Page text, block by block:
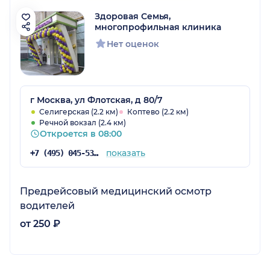
Здоровая Семья,
многопрофильная клиника
Нет оценок
г Москва, ул Флотская, д 80/7
Селигерская (2.2 км)
Коптево (2.2 км)
Речной вокзал (2.4 км)
Откроется в 08:00
+7 (495) 045-53-03 показать
Предрейсовый медицинский осмотр
водителей
от 250 ₽